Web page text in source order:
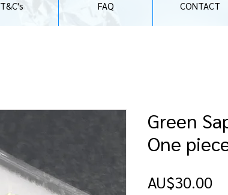
T&C's FAQ CONTACT
Green
One
AU$30.00가